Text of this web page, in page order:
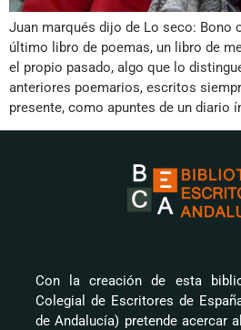
Juan marqués dijo de Lo seco: Bono
último libro de poemas, un libro de
el propio pasado, algo que lo
anteriores poemarios, escritos
presente, como apuntes de un diario
Con la creación de esta
Colegial de Escritores de
de Andalucía) pretende acercar